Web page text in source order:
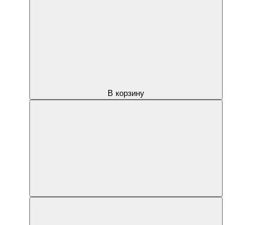
В корзину